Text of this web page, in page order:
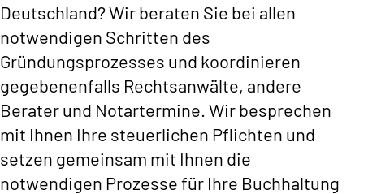
Deutschland? Wir beraten Sie bei allen
notwendigen Schritten des
Gründungsprozesses und koordinieren
gegebenenfalls Rechtsanwälte, andere
Berater und Notartermine. Wir besprechen
mit Ihnen Ihre steuerlichen Pflichten und
setzen gemeinsam mit Ihnen die
notwendigen Prozesse für Ihre Buchhaltung